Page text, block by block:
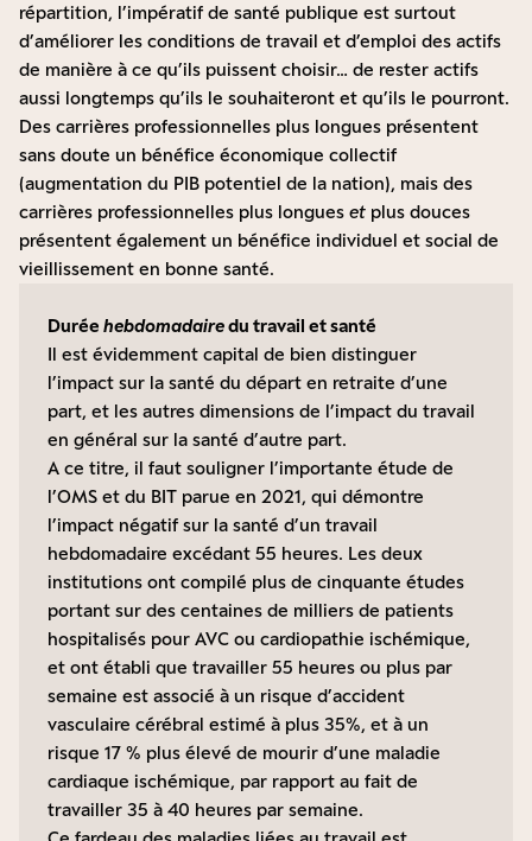
répartition, l’impératif de santé publique est surtout
d’améliorer les conditions de travail et d’emploi des actifs
de manière à ce qu’ils puissent choisir… de rester actifs
aussi longtemps qu’ils le souhaiteront et qu’ils le pourront.
Des carrières professionnelles plus longues présentent
sans doute un bénéfice économique collectif
(augmentation du PIB potentiel de la nation), mais des
carrières professionnelles plus longues et plus douces
présentent également un bénéfice individuel et social de
vieillissement en bonne santé.
Durée hebdomadairedu travail et santé
Il est évidemment capital de bien distinguer
l’impact sur la santé du départ en retraite d’une
part, et les autres dimensions de l’impact du travail
en général sur la santé d’autre part.
A ce titre, il faut souligner l’importante étude de
l’OMS et du BIT parue en 2021, qui démontre
l’impact négatif sur la santé d’un travail
hebdomadaire excédant 55 heures. Les deux
institutions ont compilé plus de cinquante études
portant sur des centaines de milliers de patients
hospitalisés pour AVC ou cardiopathie ischémique,
et ont établi que travailler 55 heures ou plus par
semaine est associé à un risque d’accident
vasculaire cérébral estimé à plus 35%, et à un
risque 17 % plus élevé de mourir d’une maladie
cardiaque ischémique, par rapport au fait de
travailler 35 à 40 heures par semaine.